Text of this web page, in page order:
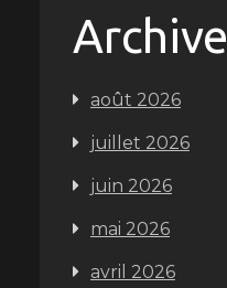
Archive
août 2026
juillet 2026
juin 2026
mai 2026
avril 2026